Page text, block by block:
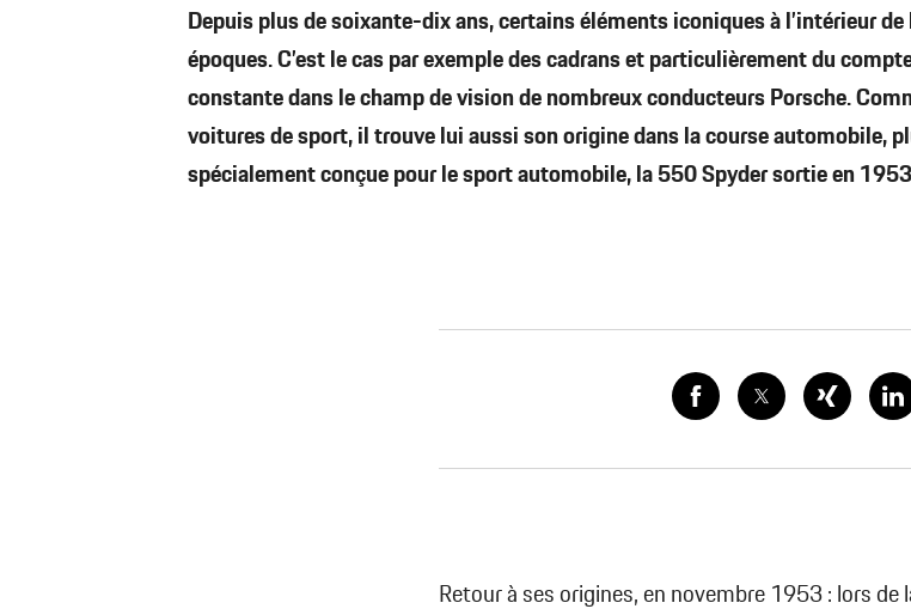
Depuis plus de soixante-dix ans, certains éléments iconiques à l’intérieur
époques. C’est le cas par exemple des cadrans et particulièrement du
constante dans le champ de vision de nombreux conducteurs Porsche.
voitures de sport, il trouve lui aussi son origine dans la course automobile,
spécialement conçue pour le sport automobile, la 550 Spyder sortie en
Retour à ses origines, en novembre 1953 : lors de